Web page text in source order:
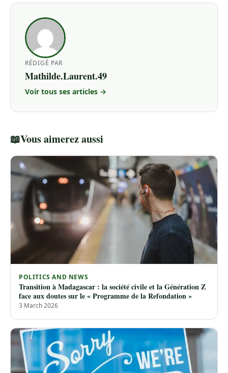
RÉDIGÉ PAR
Mathilde.Laurent.49
Voir tous ses articles →
📖Vous aimerez aussi
POLITICS AND NEWS
Transition à Madagascar : la société civile et la Génération Z
face aux doutes sur le « Programme de la Refondation »
3 March 2026